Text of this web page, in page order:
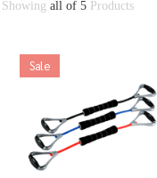
Showing all of 5 Products
Sale